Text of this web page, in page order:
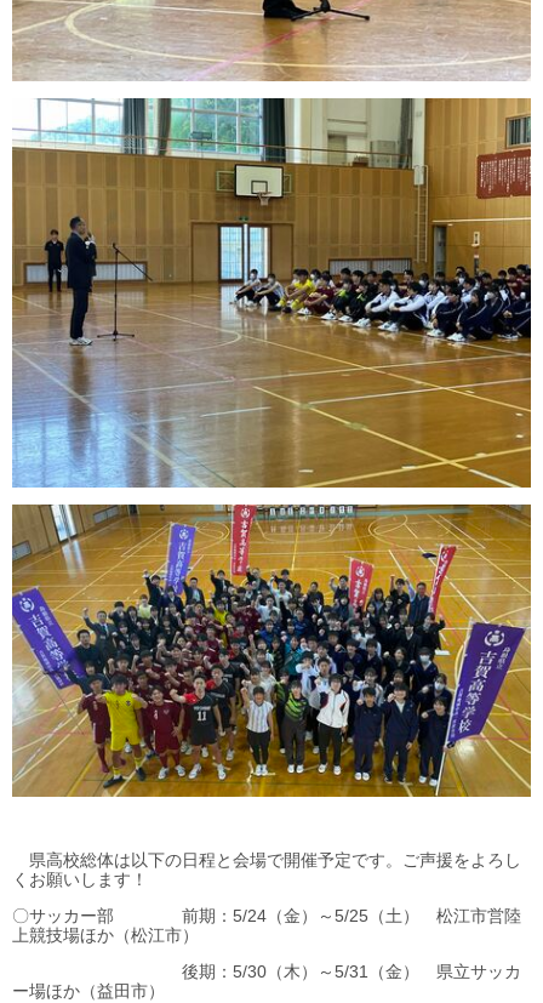
県高校総体は以下の日程と会場で開催予定です。ご声援をよろし
くお願いします！
〇サッカー部 前期：5/24（金）～5/25（土） 松江市営陸
上競技場ほか（松江市）
後期：5/30（木）～5/31（金） 県立サッカ
ー場ほか（益田市）